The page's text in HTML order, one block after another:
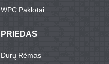
WPC Paklotai
PRIEDAS
Durų Rėmas